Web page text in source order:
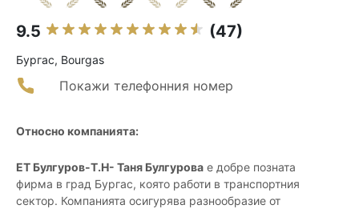
9.5 (47)
Бургас, Bourgas
Покажи телефонния номер
Относно компанията:
ЕТ Булгуров-Т.Н- Таня Булгурова е добре позната
фирма в град Бургас, която работи в транспортния
сектор. Компанията осигурява разнообразие от